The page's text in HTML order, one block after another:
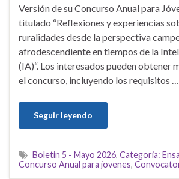
Versión de su Concurso Anual para
titulado “Reflexiones y experiencias
ruralidades desde la perspectiva
afrodescendiente en tiempos de la
(IA)“. Los interesados pueden obtener
el concurso, incluyendo los requisitos …
Seguir leyendo
Boletin 5 - Mayo 2026, Categoria:
Concurso Anual para jovenes,